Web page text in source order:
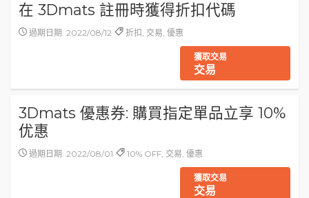
在 3Dmats 註冊時獲得折扣代碼
過期日期: 2022/08/12 折扣, 交易, 優惠
獲取交易
交易
3Dmats 優惠券: 購買指定單品立享 10%
优惠
過期日期: 2022/08/01 10% OFF, 交易, 優惠
獲取交易
交易